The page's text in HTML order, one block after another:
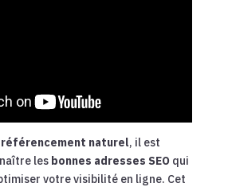
référencement naturel, il est
les bonnes adresses SEO qui
votre visibilité en ligne. Cet